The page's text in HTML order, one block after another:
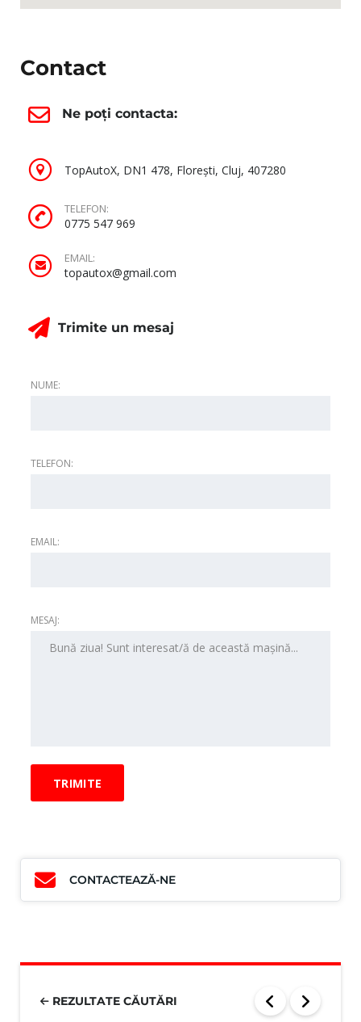
Contact
Ne poți contacta:
TopAutoX, DN1 478, Florești, Cluj, 407280
TELEFON:
0775 547 969
EMAIL:
topautox@gmail.com
Trimite un mesaj
NUME:
TELEFON:
EMAIL:
MESAJ:
CONTACTEAZĂ-NE
REZULTATE CĂUTĂRI